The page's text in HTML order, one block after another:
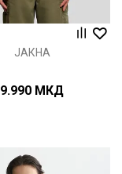
ЈАКНА
9.990 МКД